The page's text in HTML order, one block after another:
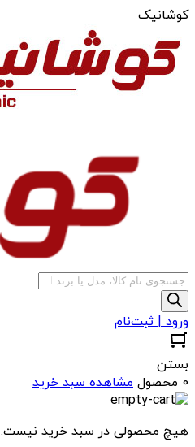
کوشانیک
جستجوی
محصولات
ورود | ثبت‌نام
بستن
0 محصول
مشاهده سبد خرید
هیچ محصولی در سبد خرید نیست.